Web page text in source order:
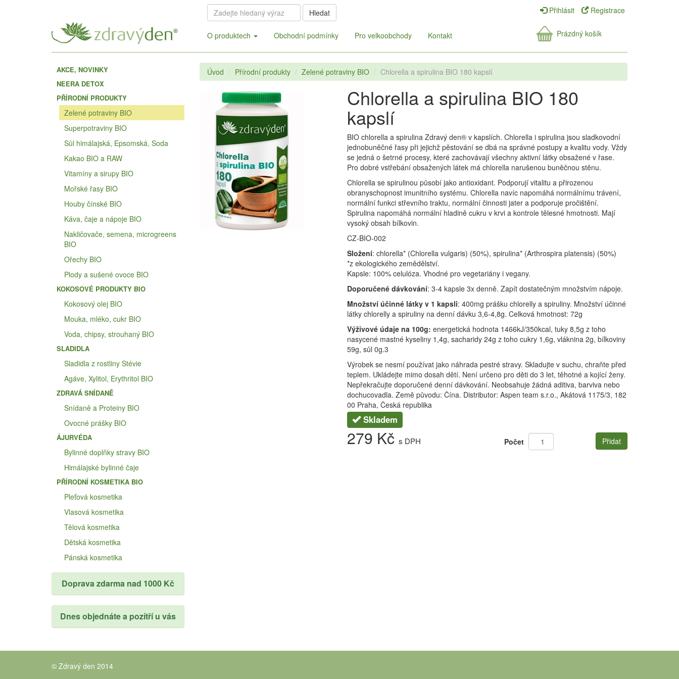
Hledat Přihlásit Registrace
O produktech Obchodní podmínky Pro velkoobchody Kontakt Prázdný košík
AKCE, NOVINKY
NEERA DETOX
PŘÍRODNÍ PRODUKTY
Zelené potraviny BIO
Superpotraviny BIO
Sůl himálajská, Epsomská, Soda
Kakao BIO a RAW
Vitamíny a sirupy BIO
Mořské řasy BIO
Houby čínské BIO
Káva, čaje a nápoje BIO
Nakličovače, semena, microgreens
BIO
Ořechy BIO
Plody a sušené ovoce BIO
KOKOSOVÉ PRODUKTY BIO
Kokosový olej BIO
Mouka, mléko, cukr BIO
Voda, chipsy, strouhaný BIO
SLADIDLA
Sladidla z rostliny Stévie
Agáve, Xylitol, Erythritol BIO
ZDRAVÁ SNÍDANĚ
Snídaně a Proteiny BIO
Ovocné prášky BIO
ÁJURVÉDA
Bylinné doplňky stravy BIO
Himálajské bylinné čaje
PŘÍRODNÍ KOSMETIKA BIO
Pleťová kosmetika
Vlasová kosmetika
Tělová kosmetika
Dětská kosmetika
Pánská kosmetika
Doprava zdarma nad 1000 Kč
Dnes objednáte a pozítří u vás
Úvod Přírodní produkty Zelené potraviny BIO Chlorella a spirulina BIO 180 kapslí
Chlorella a spirulina BIO 180
kapslí
BIO chlorella a spirulina Zdravý den® v kapslích. Chlorella i spirulina jsou sladkovodní
jednobuněčné řasy při jejichž pěstování se dbá na správné postupy a kvalitu vody. Vždy
se jedná o šetrné procesy, které zachovávají všechny aktivní látky obsažené v řase.
Pro dobré vstřebání obsažených látek má chlorella narušenou buněčnou stěnu.
Chlorella se spirulinou působí jako antioxidant. Podporují vitalitu a přirozenou
obranyschopnost imunitního systému. Chlorella navíc napomáhá normálnímu trávení,
normální funkci střevního traktu, normální činnosti jater a podporuje pročištění.
Spirulina napomáhá normální hladině cukru v krvi a kontrole tělesné hmotnosti. Mají
vysoký obsah bílkovin.
CZ-BIO-002
Složení: chlorella* (Chlorella vulgaris) (50%), spirulina* (Arthrospira platensis) (50%)
*z ekologického zemědělství.
Kapsle: 100% celulóza. Vhodné pro vegetariány i vegany.
Doporučené dávkování: 3-4 kapsle 3x denně. Zapít dostatečným množstvím nápoje.
Množství účinné látky v 1 kapsli: 400mg prášku chlorelly a spiruliny. Množství účinné
látky chlorelly a spiruliny na denní dávku 3,6-4,8g. Celková hmotnost: 72g
Výživové údaje na 100g: energetická hodnota 1466kJ/350kcal, tuky 8,5g z toho
nasycené mastné kyseliny 1,4g, sacharidy 24g z toho cukry 1,6g, vláknina 2g, bílkoviny
59g, sůl 0g.3
Výrobek se nesmí používat jako náhrada pestré stravy. Skladujte v suchu, chraňte před
teplem. Ukládejte mimo dosah dětí. Není určeno pro děti do 3 let, těhotné a kojící ženy.
Nepřekračujte doporučené denní dávkování. Neobsahuje žádná aditiva, barviva nebo
dochucovadla. Země původu: Čína. Distributor: Aspen team s.r.o., Akátová 1175/3, 182
00 Praha, Česká republika
Skladem
279 Kč s DPH Počet Přidat
© Zdravý den 2014